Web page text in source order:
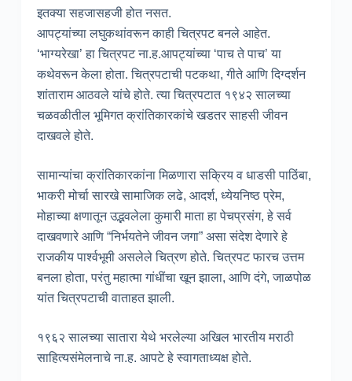
इतक्या सहजासहजी होत नसत.
आपट्यांच्या लघुकथांवरून काही चित्रपट बनले आहेत.
‘भाग्यरेखा’ हा चित्रपट ना.ह.आपट्यांच्या ‘पाच ते पाच’ या
कथेवरून केला होता. चित्रपटाची पटकथा, गीते आणि दिग्दर्शन
शांताराम आठवले यांचे होते. त्या चित्रपटात १९४२ सालच्या
चळवळीतील भूमिगत क्रांतिकारकांचे खडतर साहसी जीवन
दाखवले होते.
सामान्यांचा क्रांतिकारकांना मिळणारा सक्रिय व धाडसी पाठिंबा,
भाकरी मोर्चा सारखे सामाजिक लढे, आदर्श, ध्येयनिष्ठ प्रेम,
मोहाच्या क्षणातून उद्भवलेला कुमारी माता हा पेचप्रसंग, हे सर्व
दाखवणारे आणि “निर्भयतेने जीवन जगा” असा संदेश देणारे हे
राजकीय पार्श्वभूमी असलेले चित्रण होते. चित्रपट फारच उत्तम
बनला होता, परंतु महात्मा गांधींचा खून झाला, आणि दंगे, जाळपोळ
यांत चित्रपटाची वाताहत झाली.
१९६२ सालच्या सातारा येथे भरलेल्या अखिल भारतीय मराठी
साहित्यसंमेलनाचे ना.ह. आपटे हे स्वागताध्यक्ष होते.